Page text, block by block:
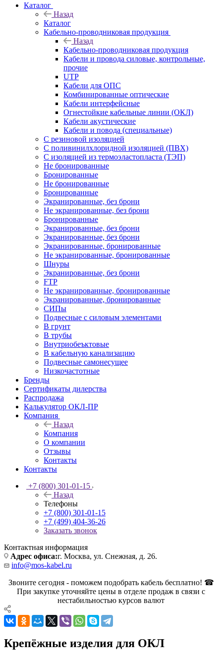
Каталог
Назад
Каталог
Кабельно-проводниковая продукция
Назад
Кабельно-проводниковая продукция
Кабели и провода силовые, контрольные,
прочие
UTP
Кабели для ОПС
Комбинированные оптические
Кабели интерфейсные
Огнестойкие кабельные линии (ОКЛ)
Кабели акустические
Кабели и повода (специальные)
С резиновой изоляцией
С поливинилхлоридной изоляцией (ПВХ)
С изоляцией из термоэластопласта (ТЭП)
Не бронированные
Бронированные
Не бронированные
Бронированные
Экранированные, без брони
Не экранированные, без брони
Бронированные
Экранированные, без брони
Экранированные, без брони
Экранированные, бронированные
Не экранированные, бронированные
Шнуры
Экранированные, без брони
FTP
Не экранированные, бронированные
Экранированные, бронированные
СИПы
Подвесные с силовым элементами
В грунт
В трубы
Внутриобеъктовые
В кабельную канализацию
Подвесные самонесущее
Низкочастотные
Бренды
Сертификаты дилерства
Распродажа
Калькулятор ОКЛ-ПР
Компания
Назад
Компания
О компании
Отзывы
Контакты
Контакты
+7 (800) 301-01-15
Назад
Телефоны
+7 (800) 301-01-15
+7 (499) 404-36-26
Заказать звонок
Контактная информация
Адрес офиса:г. Москва, ул. Снежная, д. 26.
info@mos-kabel.ru
Звоните сегодня - поможем подобрать кабель бесплатно! ☎
При закупке уточняйте цены в отделе продаж в связи с
нестабильностью курсов валют
Крепёжные изделия для ОКЛ